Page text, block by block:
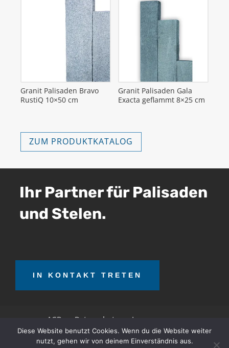
Granit Palisaden Bravo
RustiQ 10×50 cm
Granit Palisaden Gala
Exacta geflammt 8×25 cm
ZUM PRODUKTKATALOG
Ihr Partner für Palisaden
und Stelen.
IN KONTAKT TRETEN
AGB Datenschutz Impressum
Diese Website benutzt Cookies. Wenn du die Website weiter
nutzt, gehen wir von deinem Einverständnis aus.